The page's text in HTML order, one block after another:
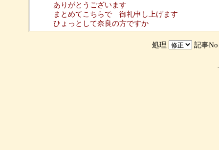
ありがとうございます
まとめてこちらで 御礼申し上げます
ひょっとして奈良の方ですか
処理 記事